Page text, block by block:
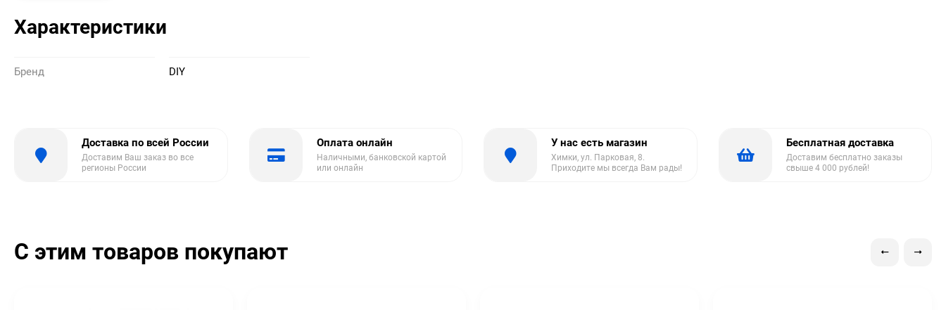
Характеристики
Бренд DIY
Доставка по всей России
Доставим Ваш заказ во все
регионы России
Оплата онлайн
Наличными, банковской картой
или онлайн
У нас есть магазин
Химки, ул. Парковая, 8.
Приходите мы всегда Вам рады!
Бесплатная доставка
Доставим бесплатно заказы
свыше 4 000 рублей!
С этим товаров покупают